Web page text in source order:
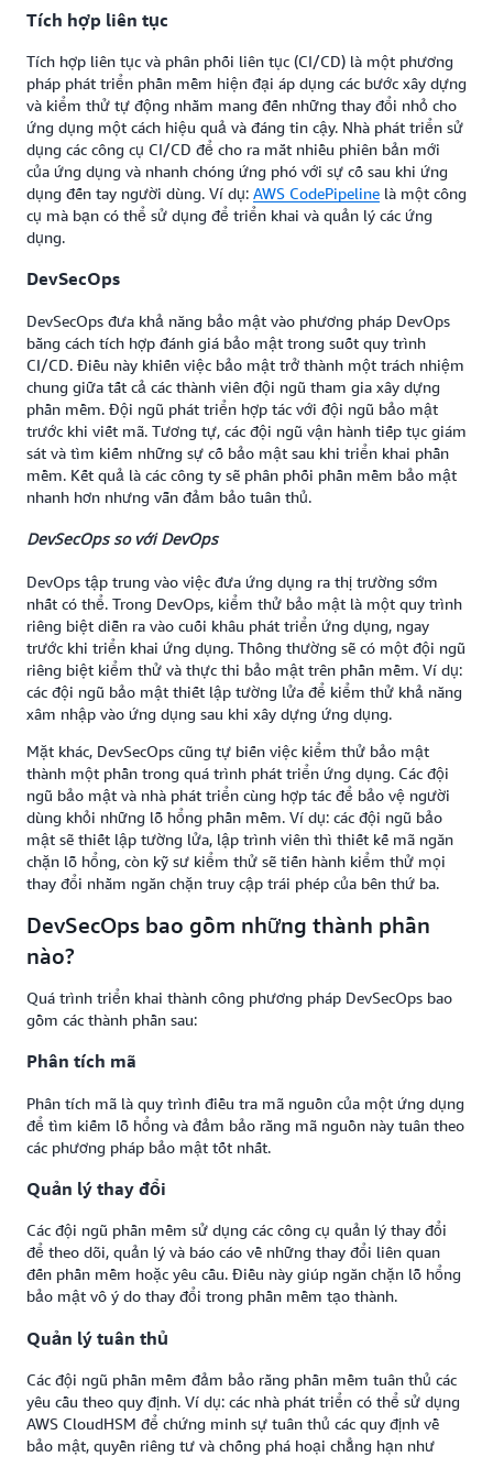
Tích hợp liên tục
Tích hợp liên tục và phân phối liên tục (CI/CD) là một phương
pháp phát triển phần mềm hiện đại áp dụng các bước xây dựng
và kiểm thử tự động nhằm mang đến những thay đổi nhỏ cho
ứng dụng một cách hiệu quả và đáng tin cậy. Nhà phát triển sử
dụng các công cụ CI/CD để cho ra mắt nhiều phiên bản mới
của ứng dụng và nhanh chóng ứng phó với sự cố sau khi ứng
dụng đến tay người dùng. Ví dụ: AWS CodePipeline là một công
cụ mà bạn có thể sử dụng để triển khai và quản lý các ứng
dụng.
DevSecOps
DevSecOps đưa khả năng bảo mật vào phương pháp DevOps
bằng cách tích hợp đánh giá bảo mật trong suốt quy trình
CI/CD. Điều này khiến việc bảo mật trở thành một trách nhiệm
chung giữa tất cả các thành viên đội ngũ tham gia xây dựng
phần mềm. Đội ngũ phát triển hợp tác với đội ngũ bảo mật
trước khi viết mã. Tương tự, các đội ngũ vận hành tiếp tục giám
sát và tìm kiếm những sự cố bảo mật sau khi triển khai phần
mềm. Kết quả là các công ty sẽ phân phối phần mềm bảo mật
nhanh hơn nhưng vẫn đảm bảo tuân thủ.
DevSecOps so với DevOps
DevOps tập trung vào việc đưa ứng dụng ra thị trường sớm
nhất có thể. Trong DevOps, kiểm thử bảo mật là một quy trình
riêng biệt diễn ra vào cuối khâu phát triển ứng dụng, ngay
trước khi triển khai ứng dụng. Thông thường sẽ có một đội ngũ
riêng biệt kiểm thử và thực thi bảo mật trên phần mềm. Ví dụ:
các đội ngũ bảo mật thiết lập tường lửa để kiểm thử khả năng
xâm nhập vào ứng dụng sau khi xây dựng ứng dụng.
Mặt khác, DevSecOps cũng tự biến việc kiểm thử bảo mật
thành một phần trong quá trình phát triển ứng dụng. Các đội
ngũ bảo mật và nhà phát triển cùng hợp tác để bảo vệ người
dùng khỏi những lỗ hổng phần mềm. Ví dụ: các đội ngũ bảo
mật sẽ thiết lập tường lửa, lập trình viên thì thiết kế mã ngăn
chặn lỗ hổng, còn kỹ sư kiểm thử sẽ tiến hành kiểm thử mọi
thay đổi nhằm ngăn chặn truy cập trái phép của bên thứ ba.
DevSecOps bao gồm những thành phần
nào?
Quá trình triển khai thành công phương pháp DevSecOps bao
gồm các thành phần sau:
Phân tích mã
Phân tích mã là quy trình điều tra mã nguồn của một ứng dụng
để tìm kiếm lỗ hổng và đảm bảo rằng mã nguồn này tuân theo
các phương pháp bảo mật tốt nhất.
Quản lý thay đổi
Các đội ngũ phần mềm sử dụng các công cụ quản lý thay đổi
để theo dõi, quản lý và báo cáo về những thay đổi liên quan
đến phần mềm hoặc yêu cầu. Điều này giúp ngăn chặn lỗ hổng
bảo mật vô ý do thay đổi trong phần mềm tạo thành.
Quản lý tuân thủ
Các đội ngũ phần mềm đảm bảo rằng phần mềm tuân thủ các
yêu cầu theo quy định. Ví dụ: các nhà phát triển có thể sử dụng
AWS CloudHSM để chứng minh sự tuân thủ các quy định về
bảo mật, quyền riêng tư và chống phá hoại chẳng hạn như